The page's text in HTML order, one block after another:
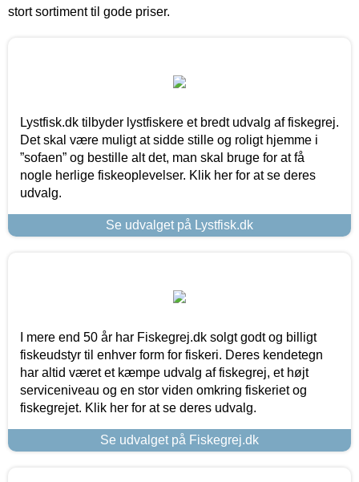
stort sortiment til gode priser.
Lystfisk.dk tilbyder lystfiskere et bredt udvalg af fiskegrej.
Det skal være muligt at sidde stille og roligt hjemme i
”sofaen” og bestille alt det, man skal bruge for at få
nogle herlige fiskeoplevelser. Klik her for at se deres
udvalg.
Se udvalget på Lystfisk.dk
I mere end 50 år har Fiskegrej.dk solgt godt og billigt
fiskeudstyr til enhver form for fiskeri. Deres kendetegn
har altid været et kæmpe udvalg af fiskegrej, et højt
serviceniveau og en stor viden omkring fiskeriet og
fiskegrejet. Klik her for at se deres udvalg.
Se udvalget på Fiskegrej.dk